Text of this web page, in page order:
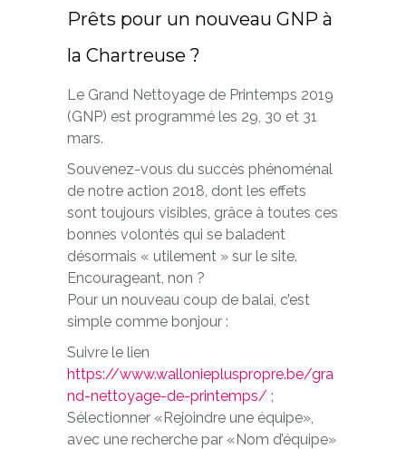
Prêts pour un nouveau GNP à
la Chartreuse ?
Le Grand Nettoyage de Printemps 2019
(GNP) est programmé les 29, 30 et 31
mars.
Souvenez-vous du succès phénoménal
de notre action 2018, dont les effets
sont toujours visibles, grâce à toutes ces
bonnes volontés qui se baladent
désormais « utilement » sur le site.
Encourageant, non ?
Pour un nouveau coup de balai, c’est
simple comme bonjour :
Suivre le lien
https://www.walloniepluspropre.be/gra
nd-nettoyage-de-printemps/ ;
Sélectionner «Rejoindre une équipe»,
avec une recherche par «Nom d’équipe»